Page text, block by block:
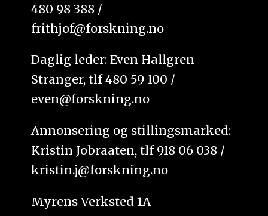
480 98 388 /
frithjof@forskning.no
Daglig leder: Even Hallgren
Stranger, tlf 480 59 100 /
even@forskning.no
Annonsering og stillingsmarked:
Kristin Jobraaten, tlf 918 06 038 /
kristin.j@forskning.no
Myrens Verksted 1A